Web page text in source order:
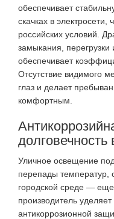
обеспечивает
скачках в электросети,
российских условий.
замыкания,
обеспечивает
Отсутствие видимого
глаз и делает
комфортным.
Уличное освещение
перепады температур,
городской среде —
производитель
антикоррозионной